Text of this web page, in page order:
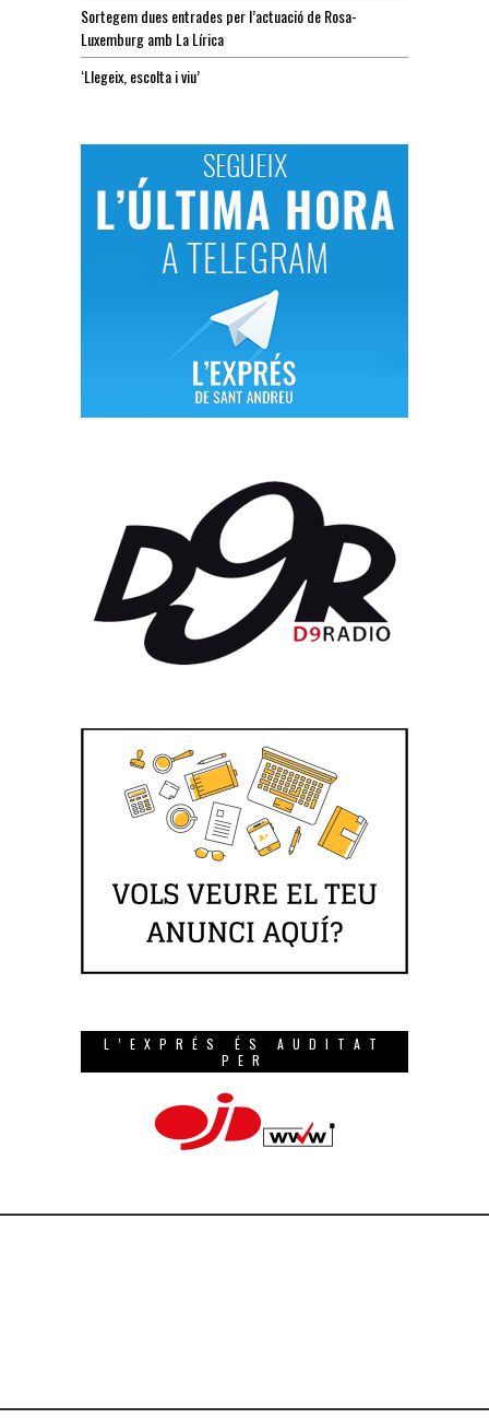
Sortegem dues entrades per l’actuació de Rosa-
Luxemburg amb La Lírica
‘Llegeix, escolta i viu’
L’EXPRÉS ÉS AUDITAT
PER